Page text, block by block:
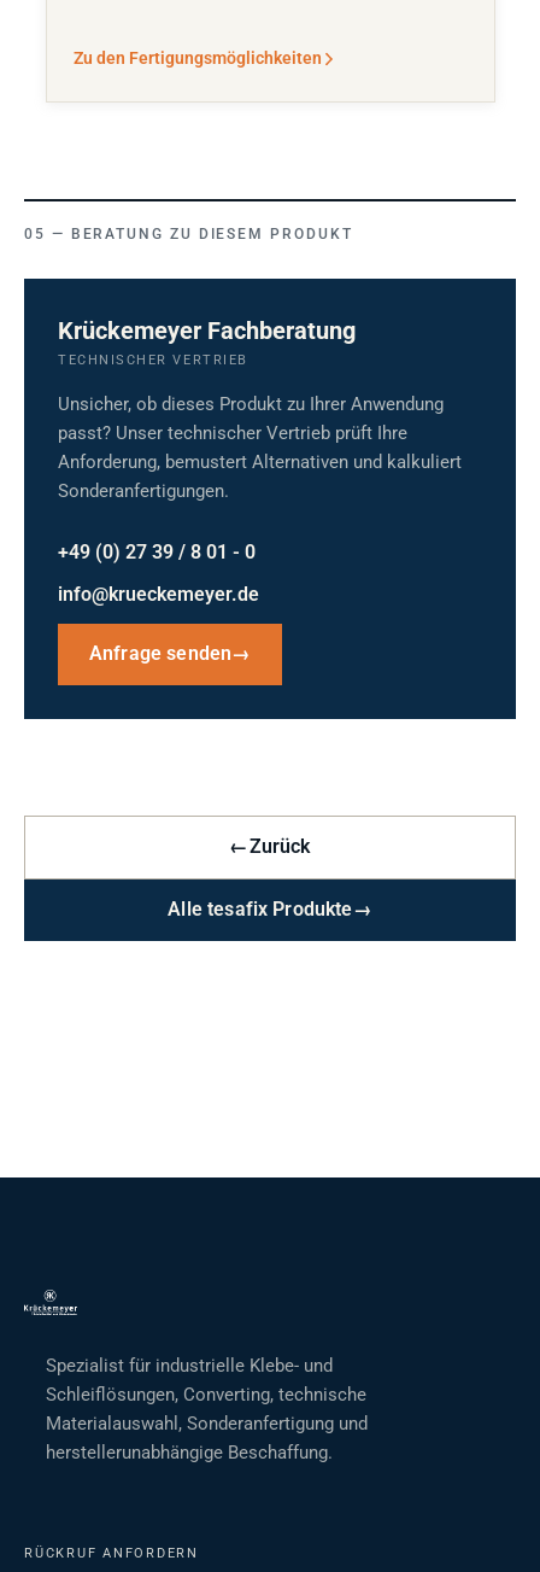
Zu den Fertigungsmöglichkeiten
BERATUNG ZU DIESEM PRODUKT
Krückemeyer Fachberatung
TECHNISCHER VERTRIEB
Unsicher, ob dieses Produkt zu Ihrer Anwendung
passt? Unser technischer Vertrieb prüft Ihre
Anforderung, bemustert Alternativen und kalkuliert
Sonderanfertigungen.
+49 (0) 27 39 / 8 01 - 0
info@krueckemeyer.de
Anfrage senden→
←Zurück
Alle tesafix Produkte→
Spezialist für industrielle Klebe- und
Schleiflösungen, Converting, technische
Materialauswahl, Sonderanfertigung und
herstellerunabhängige Beschaffung.
RÜCKRUF ANFORDERN